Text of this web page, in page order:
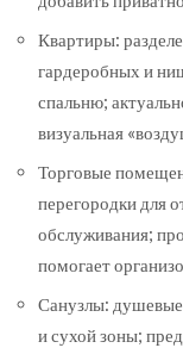
Квартиры:
гардеробных и
спальню;
визуальная
Торговые
перегородки для
обслуживания;
помогает
Санузлы: душевые
и сухой зоны;